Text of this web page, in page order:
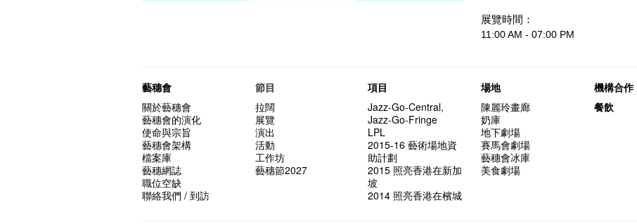
展覽時間：
11:00 AM - 07:00 PM
藝穗會
關於藝穗會
藝穗會的演化
使命與宗旨
藝穗會架構
檔案庫
藝穗網誌
職位空缺
聯絡我們 / 到訪
節目
拉闊
展覽
演出
活動
工作坊
藝穗節2027
項目
Jazz-Go-Central,
Jazz-Go-Fringe
LPL
2015-16 藝術場地資
助計劃
2015 照亮香港在新加
坡
2014 照亮香港在檳城
場地
陳麗玲畫廊
奶庫
地下劇場
賽馬會劇場
藝穗會冰庫
美食劇場
機構合作
餐飲